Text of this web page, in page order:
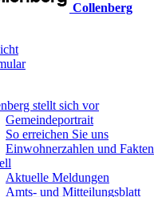
Collenberg
stellt sich vor
Gemeindeportrait
So erreichen Sie uns
Einwohnerzahlen und Fakten
Aktuelle Meldungen
Amts- und Mitteilungsblatt